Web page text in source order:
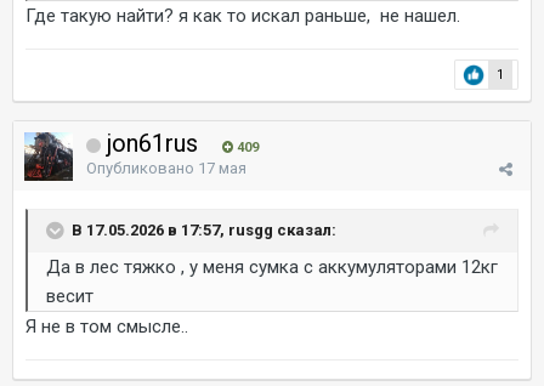
Где такую найти? я как то искал раньше, не нашел.
1
jon61rus 409
Опубликовано 17 мая
В 17.05.2026 в 17:57, rusgg сказал:
Да в лес тяжко , у меня сумка с аккумуляторами 12кг
весит
Я не в том смысле..